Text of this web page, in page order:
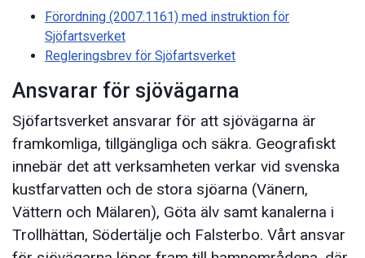
Förordning (2007:1161) med instruktion för
Sjöfartsverket
Regleringsbrev för Sjöfartsverket
Ansvarar för sjövägarna
Sjöfartsverket ansvarar för att sjövägarna är
framkomliga, tillgängliga och säkra. Geografiskt
innebär det att verksamheten verkar vid svenska
kustfarvatten och de stora sjöarna (Vänern,
Vättern och Mälaren), Göta älv samt kanalerna i
Trollhättan, Södertälje och Falsterbo. Vårt ansvar